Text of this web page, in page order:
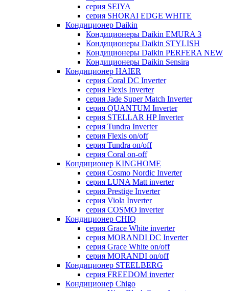
серия SEIYA
серия SHORAI EDGE WHITE
Кондиционер Daikin
Кондиционеры Daikin EMURA 3
Кондиционеры Daikin STYLISH
Кондиционеры Daikin PERFERA NEW
Кондиционеры Daikin Sensira
Кондиционер HAIER
серия Coral DC Inverter
серия Flexis Inverter
серия Jade Super Match Inverter
серия QUANTUM Inverter
серия STELLAR HP Inverter
серия Tundra Inverter
серия Flexis on/off
серия Tundra on/off
серия Coral on-off
Кондиционер KINGHOME
серия Cosmo Nordic Inverter
серия LUNA Matt inverter
серия Prestige Inverter
серия Viola Inverter
серия COSMO inverter
Кондиционер CHIQ
серия Grace White inverter
серия MORANDI DC Inverter
серия Grace White on/off
серия MORANDI on/off
Кондиционер STEELBERG
серия FREEDOM inverter
Кондиционер Chigo